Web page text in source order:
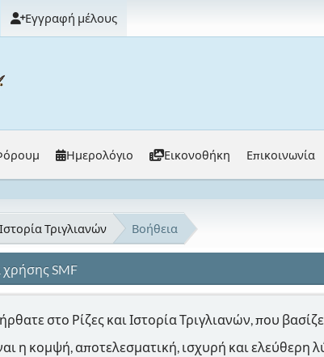
Εγγραφή μέλους
Ημερολόγιο Εικονοθήκη Επικοινωνία
Τριγλιανών Βοήθεια
χρήσης SMF
στο Ρίζες και Ιστορία Τριγλιανών, που
η κομψή, αποτελεσματική, ισχυρή και ελεύθερη